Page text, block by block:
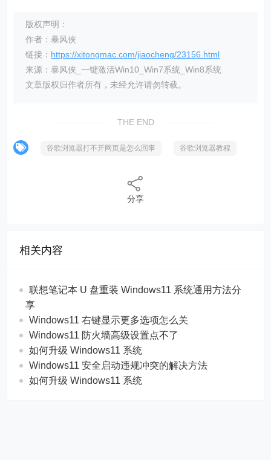
版权声明：
作者：暴风侠
链接： https://xitongmac.com/jiaocheng/23156.html
来源：暴风侠_一键激活Win10_Win7系统_Win8系统
文章版权归作者所有，未经允许请勿转载。
THE END
谷歌浏览器打不开网页是怎么回事 谷歌浏览器教程
分享
相关内容
联想笔记本 U 盘重装 Windows11 系统通用方法分
享
Windows11 右键显示更多选项怎么关
Windows11 防火墙高级设置点不了
如何升级 Windows11 系统
Windows11 安全启动违规冲突的解决方法
如何升级 Windows11 系统